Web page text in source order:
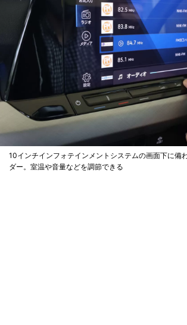
10インチインフォテインメントシステムの画面下に備
ダー。室温や音量などを調節できる